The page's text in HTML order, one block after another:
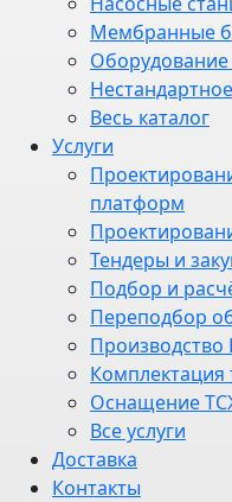
Мембранные
Весь каталог
Услуги
платформ
Тендеры и
Подбор и
Переподбор
Комплектация
Оснащение
Все услуги
Доставка
Контакты